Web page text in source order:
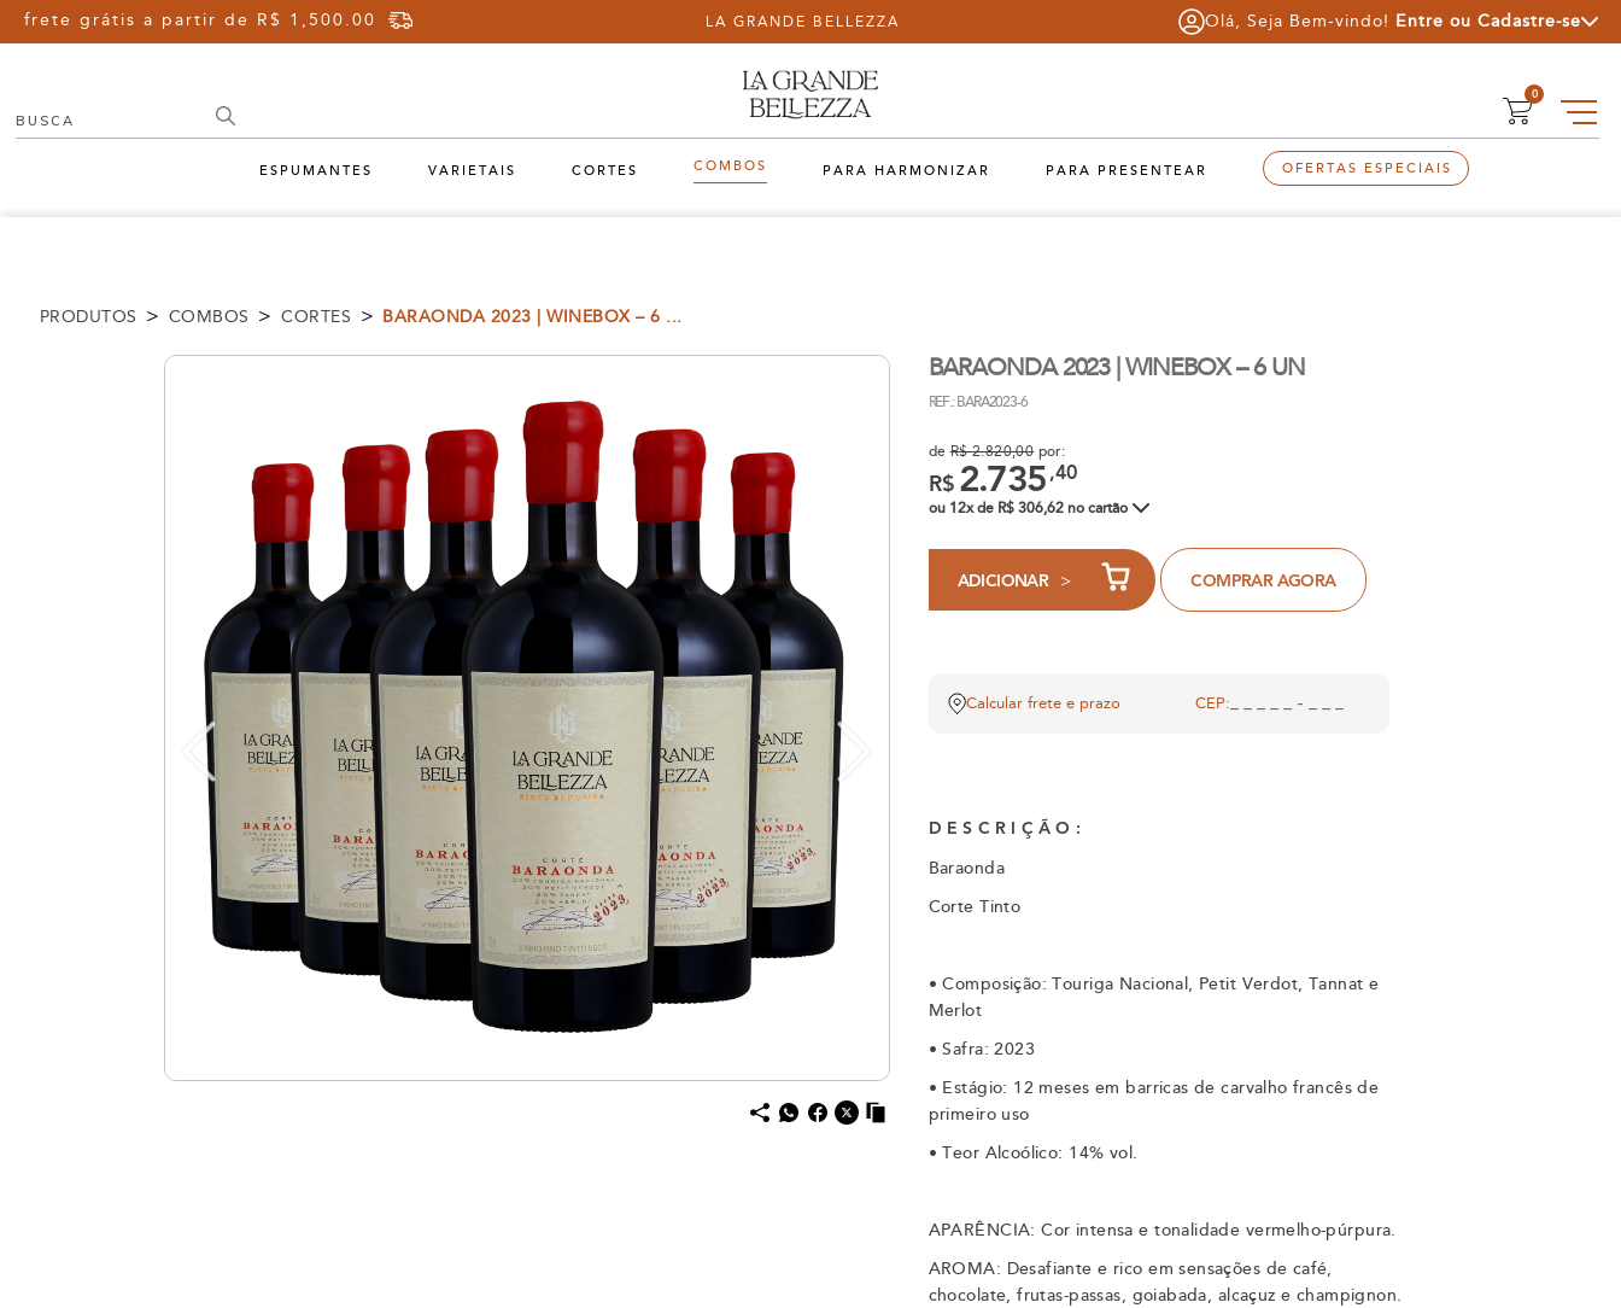
frete grátis a partir de R$ 1,500.00 LA GRANDE BELLEZZA Olá, Seja Bem-vindo! Entre ou Cadastre-se
0
ESPUMANTES VARIETAIS CORTES COMBOS PARA HARMONIZAR PARA PRESENTEAR OFERTAS ESPECIAIS
PRODUTOS > COMBOS > CORTES > BARAONDA 2023 | WINEBOX – 6 ...
BARAONDA 2023 | WINEBOX – 6 UN
REF.: BARA2023-6
deR$ 2.820,00por:
R$ 2.735 ,40
ou 12x de R$ 306,62 no cartão
ADICIONAR> COMPRAR AGORA
Calcular frete e prazo CEP:
DESCRIÇÃO:
Baraonda
Corte Tinto
• Composição: Touriga Nacional, Petit Verdot, Tannat e
Merlot
• Safra: 2023
• Estágio: 12 meses em barricas de carvalho francês de
primeiro uso
• Teor Alcoólico: 14% vol.
APARÊNCIA: Cor intensa e tonalidade vermelho-púrpura.
AROMA: Desafiante e rico em sensações de café,
chocolate, frutas-passas, goiabada, alcaçuz e champignon.